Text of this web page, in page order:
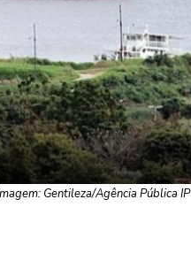
Gentileza/Agência Pública IP